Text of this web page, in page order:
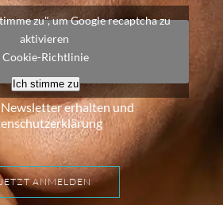
zu", um Google recaptcha zu
aktivieren
Cookie-Richtlinie
Ich stimme zu
erhalten und
JETZT ANMELDEN